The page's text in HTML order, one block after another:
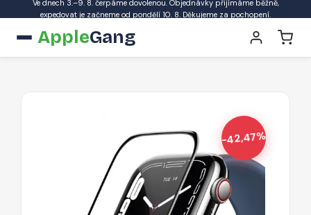
Ve dnech 3.–9. 8. čerpáme dovolenou. Objednávky přijímáme běžně,
expedovat je začneme od pondělí 10. 8. Děkujeme za pochopení.
AppleGang
-42,47%